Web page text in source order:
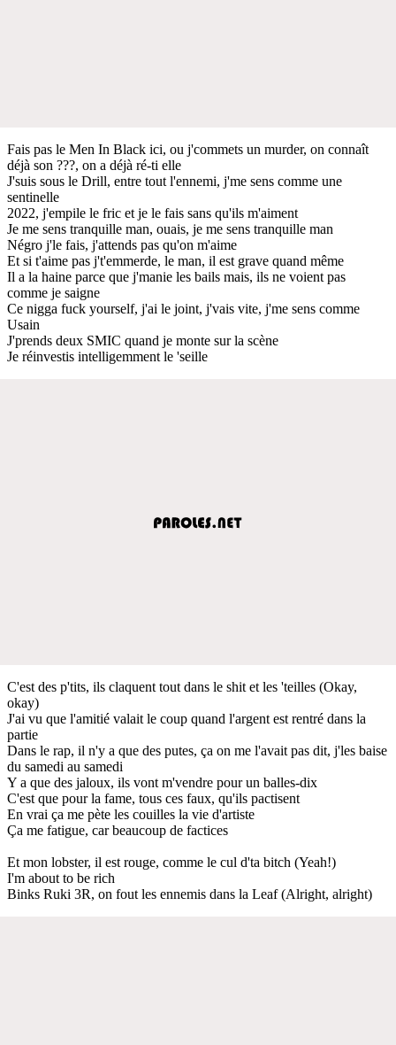
Fais pas le Men In Black ici, ou j'commets un murder, on connaît
déjà son ???, on a déjà ré-ti elle
J'suis sous le Drill, entre tout l'ennemi, j'me sens comme une
sentinelle
2022, j'empile le fric et je le fais sans qu'ils m'aiment
Je me sens tranquille man, ouais, je me sens tranquille man
Négro j'le fais, j'attends pas qu'on m'aime
Et si t'aime pas j't'emmerde, le man, il est grave quand même
Il a la haine parce que j'manie les bails mais, ils ne voient pas
comme je saigne
Ce nigga fuck yourself, j'ai le joint, j'vais vite, j'me sens comme
Usain
J'prends deux SMIC quand je monte sur la scène
Je réinvestis intelligemment le 'seille
C'est des p'tits, ils claquent tout dans le shit et les 'teilles (Okay,
okay)
J'ai vu que l'amitié valait le coup quand l'argent est rentré dans la
partie
Dans le rap, il n'y a que des putes, ça on me l'avait pas dit, j'les baise
du samedi au samedi
Y a que des jaloux, ils vont m'vendre pour un balles-dix
C'est que pour la fame, tous ces faux, qu'ils pactisent
En vrai ça me pète les couilles la vie d'artiste
Ça me fatigue, car beaucoup de factices
Et mon lobster, il est rouge, comme le cul d'ta bitch (Yeah!)
I'm about to be rich
Binks Ruki 3R, on fout les ennemis dans la Leaf (Alright, alright)